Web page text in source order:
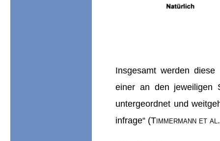
Insgesamt werden diese
einer an den jeweiligen
untergeordnet und
infrage“ (Timmermann et al